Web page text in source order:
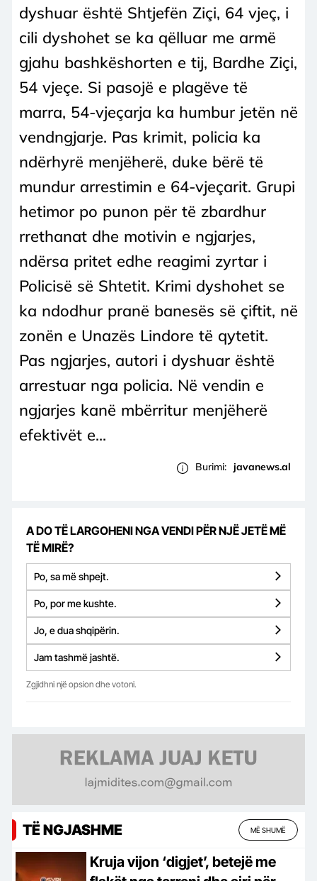
dyshuar është Shtjefën Ziçi, 64 vjeç, i
cili dyshohet se ka qëlluar me armë
gjahu bashkëshorten e tij, Bardhe Ziçi,
54 vjeçe. Si pasojë e plagëve të
marra, 54-vjeçarja ka humbur jetën në
vendngjarje. Pas krimit, policia ka
ndërhyrë menjëherë, duke bërë të
mundur arrestimin e 64-vjeçarit. Grupi
hetimor po punon për të zbardhur
rrethanat dhe motivin e ngjarjes,
ndërsa pritet edhe reagimi zyrtar i
Policisë së Shtetit. Krimi dyshohet se
ka ndodhur pranë banesës së çiftit, në
zonën e Unazës Lindore të qytetit.
Pas ngjarjes, autori i dyshuar është
arrestuar nga policia. Në vendin e
ngjarjes kanë mbërritur menjëherë
efektivët e...
Burimi: javanews.al
A DO TË LARGOHENI NGA VENDI PËR NJË JETË MË
TË MIRË?
Po, sa më shpejt.
Po, por me kushte.
Jo, e dua shqipërin.
Jam tashmë jashtë.
Zgjidhni një opsion dhe votoni.
TË NGJASHME MË SHUMË
Kruja vijon ‘digjet’, betejë me